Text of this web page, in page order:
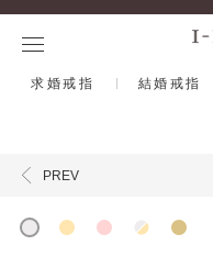
求婚戒指 結婚戒指
PREV